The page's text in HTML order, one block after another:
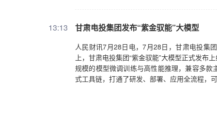
13:13 甘肃电投集团发布“紫金驭能”大模型
人民财讯7月28日电，7月28日，甘肃电投集
上，甘肃电投集团“紫金驭能”大模型正式发
规模的模型微调训练与高性能推理，兼容多
式工具链，打通了研发、部署、应用全流程，